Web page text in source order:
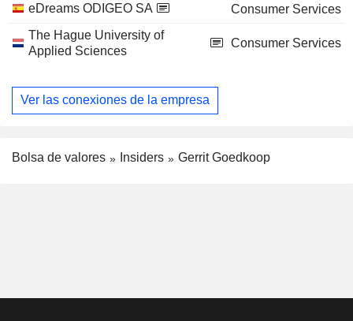
eDreams ODIGEO SA
Consumer Services
The Hague University of
Applied Sciences
Consumer Services
Ver las conexiones de la empresa
Bolsa de valores Insiders Gerrit Goedkoop